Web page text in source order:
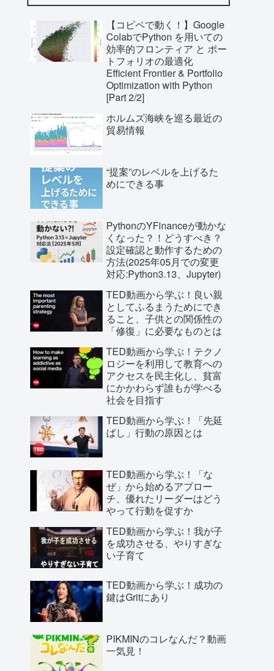
【コピペで動く！】Google
ColabでPython を用いての
効率的フロンティア と ポー
トフォリオの最適化
Efficient Frontier & Portfolio
Optimization with Python
[Part 2/2]
ホルムズ海峡を巡る最近の
貿易情報
“提案”のレベルを上げるた
めにできる事
PythonのYFinanceが動かな
くなった？！どうすべき？
設定確認と動作するための
方法(2025年05月での変更
対応:Python3.13、Jupyter)
TED動画から学ぶ！良い親
としてふるまうためにでき
ること、子供との関係性の
「修復」に必要なものとは
TED動画から学ぶ！テクノ
ロジーを利用して教育への
アクセスを民主化し、貧富
にかかわらず誰もが学べる
社会を目指す
TED動画から学ぶ！「先延
ばし」行動の原因とは
TED動画から学ぶ！「な
ぜ」から始めるアプロー
チ、優れたリーダーはどう
やって行動を促すか
TED動画から学ぶ！我が子
を成功させる、やりすぎな
い子育て
TED動画から学ぶ！成功の
鍵はGritにあり
PIKMINのコレなんだ？動画
一気見！